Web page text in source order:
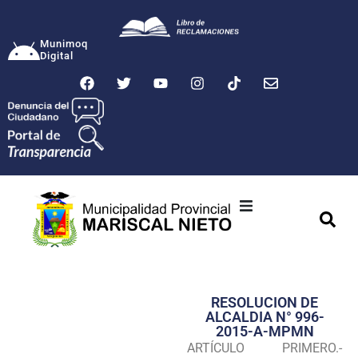
Munimoq
Digital
Transparencia
Seguridad
RESOLUCION DE
ALCALDIA N° 996-
2015-A-MPMN
ARTÍCULO PRIMERO.-